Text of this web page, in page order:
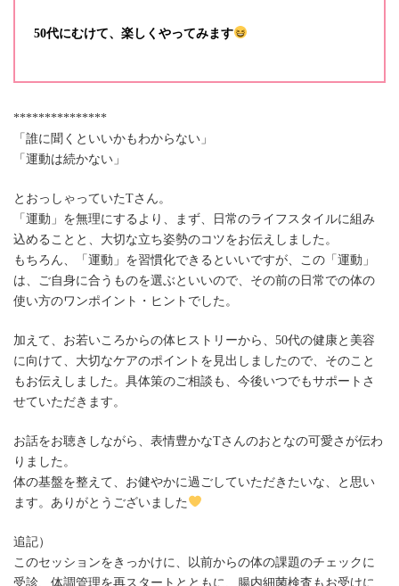
50代にむけて、楽しくやってみます
***************
「誰に聞くといいかもわからない」
「運動は続かない」
とおっしゃっていたTさん。
「運動」を無理にするより、まず、日常のライフスタイルに組み
込めることと、大切な立ち姿勢のコツをお伝えしました。
もちろん、「運動」を習慣化できるといいですが、この「運動」
は、ご自身に合うものを選ぶといいので、その前の日常での体の
使い方のワンポイント・ヒントでした。
加えて、お若いころからの体ヒストリーから、50代の健康と美容
に向けて、大切なケアのポイントを見出しましたので、そのこと
もお伝えしました。具体策のご相談も、今後いつでもサポートさ
せていただきます。
お話をお聴きしながら、表情豊かなTさんのおとなの可愛さが伝わ
りました。
体の基盤を整えて、お健やかに過ごしていただきたいな、と思い
ます。ありがとうございました
追記）
このセッションをきっかけに、以前からの体の課題のチェックに
受診、体調管理を再スタートとともに、腸内細菌検査もお受けに